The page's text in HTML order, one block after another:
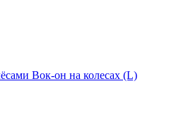
Вок-он на колесах (L)